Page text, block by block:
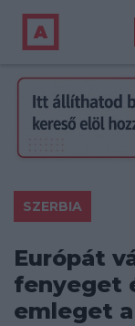
SZERBIA
Európát
fenyeget
emleget